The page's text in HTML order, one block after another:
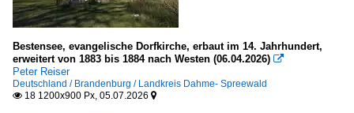
Bestensee, evangelische Dorfkirche, erbaut im 14. Jahrhundert,
erweitert von 1883 bis 1884 nach Westen (06.04.2026) 
Peter Reiser
Deutschland / Brandenburg / Landkreis Dahme- Spreewald
 18 1200x900 Px, 05.07.2026 